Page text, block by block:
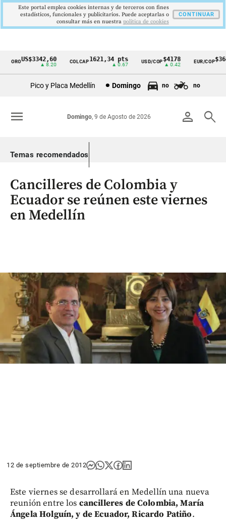
Cintillo
Colombia
OROUS$3342,60
▲ 8.20
COLCAP1621,34 pts
▲ 0.67
USD/COP$4178
▲ 0.42
EUR/COP$3648
Pico y Placa Medellín Domingo no no
person search
Domingo, 9 de Agosto de 2026
menu
Temas recomendados
Cancilleres de Colombia y
Ecuador se reúnen este viernes
en Medellín
12 de septiembre de 2012
Este viernes se desarrollará en Medellín una nueva
reunión entre los cancilleres de Colombia, María
Ángela Holguín, y de Ecuador, Ricardo Patiño.
Este portal emplea cookies internas y de terceros con fines
estadísticos, funcionales y publicitarios. Puede aceptarlas o
consultar más en nuestra politica de cookies
CONTINUAR